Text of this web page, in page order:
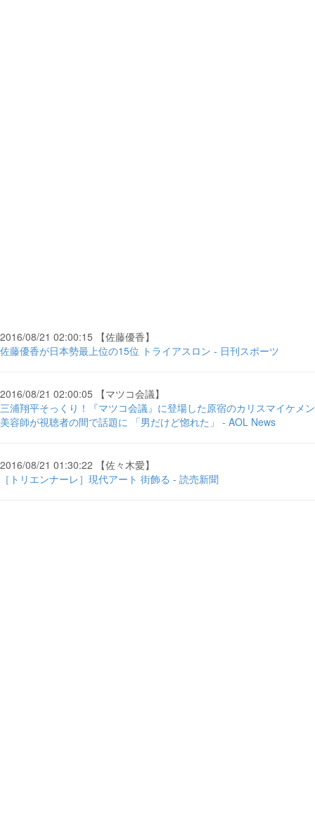
2016/08/21 02:00:15 【佐藤優香】
佐藤優香が日本勢最上位の15位 トライアスロン - 日刊スポーツ
2016/08/21 02:00:05 【マツコ会議】
三浦翔平そっくり！『マツコ会議』に登場した原宿のカリスマイケメン
美容師が視聴者の間で話題に 「男だけど惚れた」 - AOL News
2016/08/21 01:30:22 【佐々木愛】
［トリエンナーレ］現代アート 街飾る - 読売新聞